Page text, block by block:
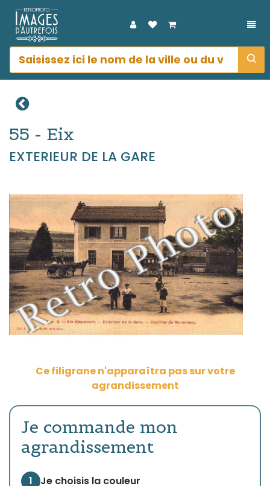
55 - Eix
EXTERIEUR DE LA GARE
Ce filigrane n'apparaîtra pas sur votre
agrandissement
Je commande mon
agrandissement
1 Je choisis la couleur